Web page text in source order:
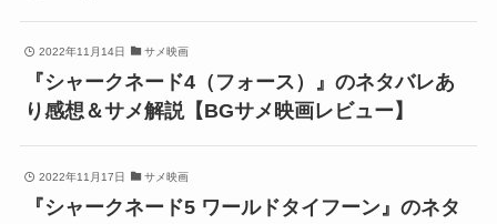
2022年11月14日 サメ映画
『シャークネード4（フォース）』のネタバレあ
り感想＆サメ解説【BGサメ映画レビュー】
2022年11月17日 サメ映画
『シャークネード5 ワールドタイフーン』のネタ